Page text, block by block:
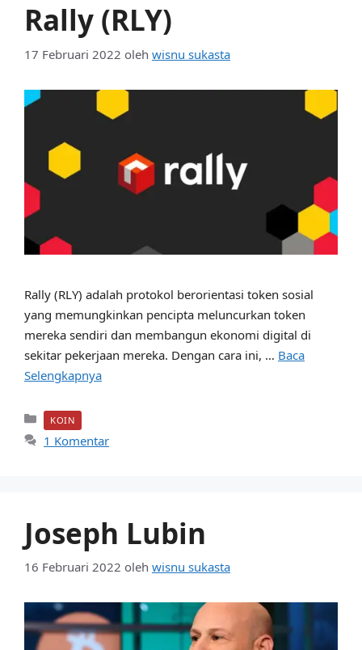
Rally (RLY)
17 Februari 2022 oleh wisnu sukasta
Rally (RLY) adalah protokol berorientasi token sosial
yang memungkinkan pencipta meluncurkan token
mereka sendiri dan membangun ekonomi digital di
sekitar pekerjaan mereka. Dengan cara ini, … Baca
Selengkapnya
Kategori
KOIN
1 Komentar
Joseph Lubin
16 Februari 2022 oleh wisnu sukasta